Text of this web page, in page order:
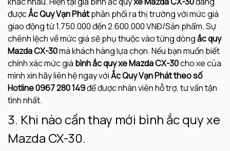
đượcẮc Quy Vạn Phátphân phối ra thị trường với mức giá
giao động từ 1.750.000 đến 2.600.000 VNĐ/Sản phẩm. Sự
chênh lệch về mức giá sẽ phụ thuộc vào từng dòngắc quy
Mazda CX-30mà khách hàng lựa chọn. Nếu bạn muốn biết
chính xác mức giá bình ắc quy xe Mazda CX-30cho xe của
mình xin hãy liên hệ ngay vớiẮc Quy Vạn Phát theo số
Hotline 0967 280 149để được nhân viên hỗ trợ, tư vấn tận
tình nhất.
3. Khi nào cần thay mới bình ắc quy xe
Mazda CX-30.